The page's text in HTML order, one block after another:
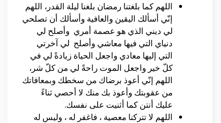
اللهم كما بلغتنا رمضان بلغنا ليلة القدر، اللهم
إنّي أسألك اليقين والعافية وأسألك أن تصلحي
لي ديني الذي هو عصمة أمري وأصلح لي
دنياي التي فيها معاشي وأصلح لي آخرتي
التي إليها معادي واجعل الحياة زيادةً لي في
كلّ خير واجعل الموت راحةً لي من كلّ شر،
اللهم إنّي أعوذ برضاك من سخطك وبمعافاتك
من عقوبتك وأعوذ بك منك لا أحصي ثناءً
عليك أنتن كما أثنيت على نفسك.
اللهم لا تتركنا معصية ، فاغفر له ، وليس له